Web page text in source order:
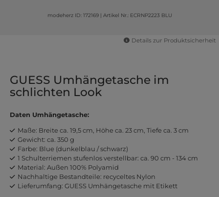
modeherz ID: 172169| Artikel Nr.: ECRNP2223 BLU
Details zur Produktsicherheit
GUESS Umhängetasche im
schlichten Look
Daten Umhängetasche:
Maße: Breite ca. 19,5 cm, Höhe ca. 23 cm, Tiefe ca. 3 cm
Gewicht: ca. 350 g
Farbe: Blue (dunkelblau / schwarz)
1 Schulterriemen stufenlos verstellbar: ca. 90 cm - 134 cm
Material: Außen 100% Polyamid
Nachhaltige Bestandteile: recyceltes Nylon
Lieferumfang: GUESS Umhängetasche mit Etikett